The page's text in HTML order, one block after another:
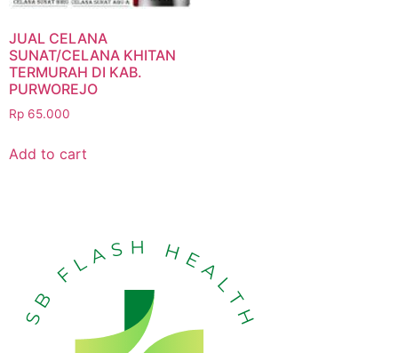
JUAL CELANA
SUNAT/CELANA KHITAN
TERMURAH DI KAB.
PURWOREJO
Rp 65.000
Add to cart